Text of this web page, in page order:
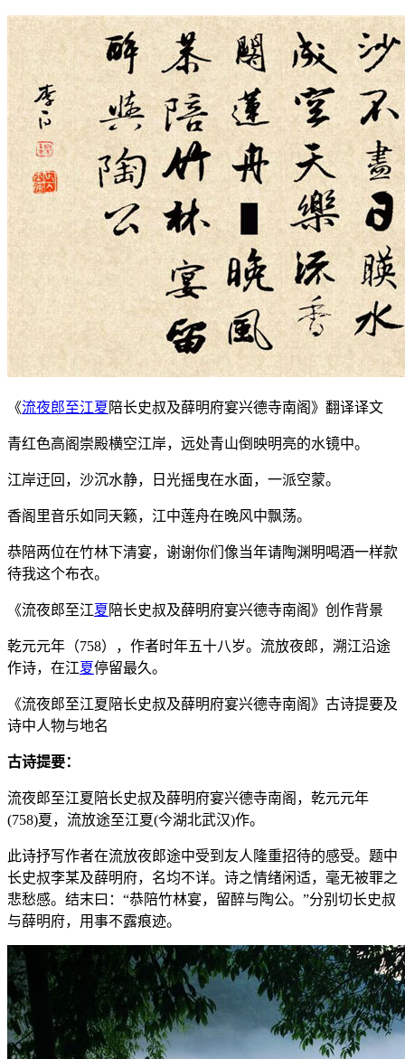
《流夜郎至江夏 陪长史叔及薛明府宴兴德寺南阁》翻译译文
青红色高阁崇殿横空江岸，远处青山倒映明亮的水镜中。
江岸迂回，沙沉水静，日光摇曳在水面，一派空蒙。
香阁里音乐如同天籁，江中莲舟在晚风中飘荡。
恭陪两位在竹林下清宴，谢谢你们像当年请陶渊明喝酒一样款
待我这个布衣。
《流夜郎至江夏 陪长史叔及薛明府宴兴德寺南阁》创作背景
乾元元年（758），作者时年五十八岁。流放夜郎，溯江沿途
作诗，在江夏停留最久。
《流夜郎至江夏陪长史叔及薛明府宴兴德寺南阁》古诗提要及
诗中人物与地名
古诗提要：
流夜郎至江夏陪长史叔及薛明府宴兴德寺南阁，乾元元年
(758)夏，流放途至江夏(今湖北武汉)作。
此诗抒写作者在流放夜郎途中受到友人隆重招待的感受。题中
长史叔李某及薛明府，名均不详。诗之情绪闲适，毫无被罪之
悲愁感。结末曰：“恭陪竹林宴，留醉与陶公。”分别切长史叔
与薛明府，用事不露痕迹。